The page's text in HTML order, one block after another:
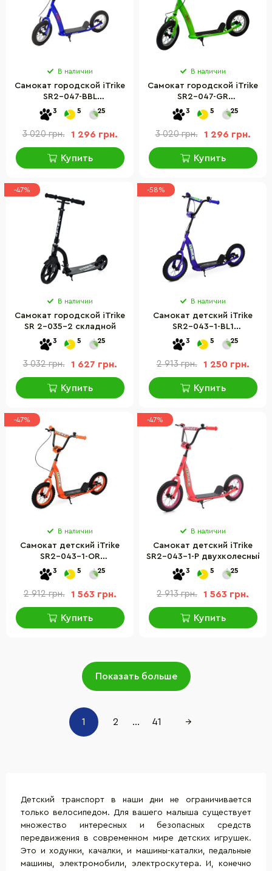
В наличии
Самокат городской iTrike
SR2-047-BBL
подростковый
3 5 25
3 020 грн. 1 296 грн.
Купить
В наличии
Самокат городской iTrike
SR2-047-GR
подростковый
3 5 25
3 020 грн. 1 296 грн.
Купить
-47%
В наличии
Самокат городской iTrike
SR 2-035-2 складной
3 5 25
3 032 грн. 1 627 грн.
Купить
-58%
В наличии
Самокат детский iTrike
SR2-043-1-BL1
двухколесный
3 5 25
2 913 грн. 1 250 грн.
Купить
-47%
В наличии
Самокат детский iTrike
SR2-043-1-OR
двухколесный
3 5 25
2 912 грн. 1 563 грн.
Купить
-47%
В наличии
Самокат детский iTrike
SR2-043-1-P двухколесный
3 5 25
2 913 грн. 1 563 грн.
Купить
Показать больше
1 2 ... 41 →
Детский транспорт в наши дни не ограничивается
только велосипедом. Для вашего малыша существует
множество интересных и безопасных средств
передвижения в современном мире детских игрушек.
Это и ходунки, качалки, и машины-каталки, педальные
машины, электромобили, электроскутера. И, конечно